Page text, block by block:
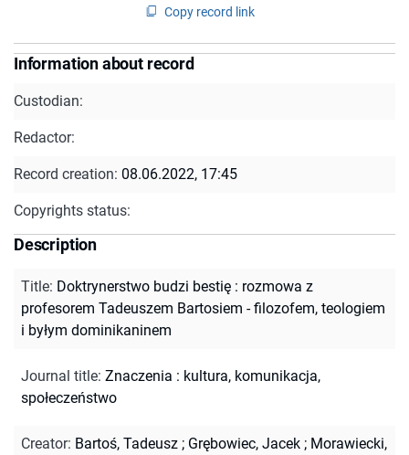
Copy record link
Information about record
Custodian:
Redactor:
Record creation: 08.06.2022, 17:45
Copyrights status:
Description
Title: Doktrynerstwo budzi bestię : rozmowa z
profesorem Tadeuszem Bartosiem - filozofem, teologiem
i byłym dominikaninem
Journal title: Znaczenia : kultura, komunikacja,
społeczeństwo
Creator: Bartoś, Tadeusz ; Grębowiec, Jacek ; Morawiecki,